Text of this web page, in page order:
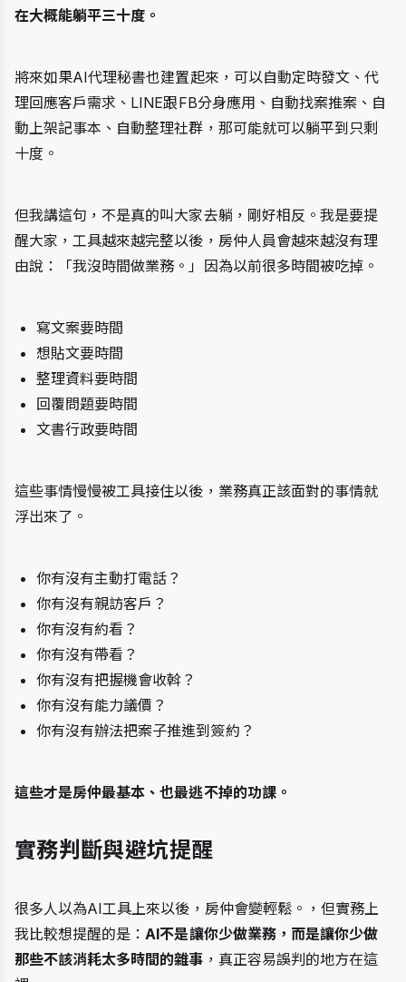
在大概能躺平三十度。
將來如果AI代理秘書也建置起來，可以自動定時發文、代
理回應客戶需求、LINE跟FB分身應用、自動找案推案、自
動上架記事本、自動整理社群，那可能就可以躺平到只剩
十度。
但我講這句，不是真的叫大家去躺，剛好相反。我是要提
醒大家，工具越來越完整以後，房仲人員會越來越沒有理
由說：「我沒時間做業務。」因為以前很多時間被吃掉。
寫文案要時間
想貼文要時間
整理資料要時間
回覆問題要時間
文書行政要時間
這些事情慢慢被工具接住以後，業務真正該面對的事情就
浮出來了。
你有沒有主動打電話？
你有沒有親訪客戶？
你有沒有約看？
你有沒有帶看？
你有沒有把握機會收斡？
你有沒有能力議價？
你有沒有辦法把案子推進到簽約？
這些才是房仲最基本、也最逃不掉的功課。
實務判斷與避坑提醒
很多人以為AI工具上來以後，房仲會變輕鬆。，但實務上
我比較想提醒的是： AI不是讓你少做業務，而是讓你少做
那些不該消耗太多時間的雜事 ，真正容易誤判的地方在這